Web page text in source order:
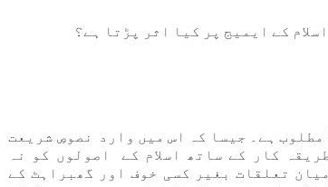
کے ایمیج پر کیا اثر پڑتا ہے؟
مطلوب ہے۔ جیسا کہ اس میں وارد نصوصِ شریعت
کار کے ساتھ اسلام کے اصولوں کو نہ
تعلقات بغیر کسی خوف اور گھبراہٹ کے